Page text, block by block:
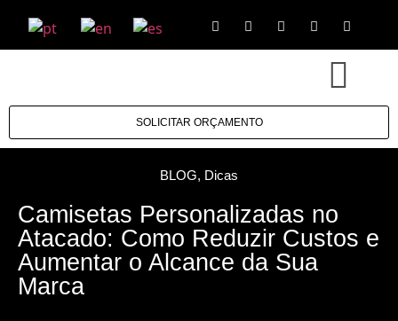
SOLICITAR ORÇAMENTO
BLOG, Dicas
Camisetas Personalizadas no
Atacado: Como Reduzir Custos e
Aumentar o Alcance da Sua
Marca